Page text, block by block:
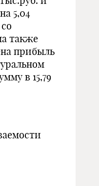
5,04
также
прибыль
в 15,79